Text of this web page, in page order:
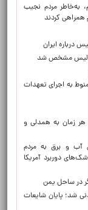
به‌خاطر مردم نجیب
همراهی کردند
درباره ایران
مشخص شد
به اجرای تعهدات
هر زمان به همدلی و
آب و برق به مردم
دوربرد آمریکا
در ساحل یمن
شد؛ پایان شایعات